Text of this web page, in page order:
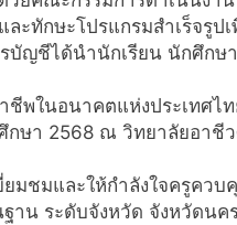
ะทักษะโปรแกรมสำเร็จรูป
ญชีได้นำนักเรียน นักศึกษ
ชีพในอนาคตแห่งประเทศ
กษา 2568 ณ วิทยาลัยอาชี
มชมและให้กำลังใจครูควบ
น ระดับจังหวัด จังหวัดนค